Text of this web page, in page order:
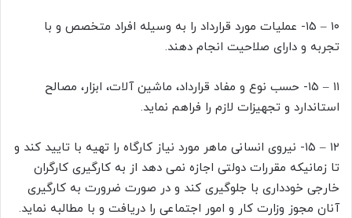
۱۰ – ۱۵- عملیات مورد قرارداد را به وسیله افراد متخصص و با
تجربه و دارای صلاحیت انجام دهند.
۱۱ – ۱۵- حسب نوع و مفاد قرارداد، ماشین آلات، ابزار، مصالح
استاندارد و تجهیزات لازم را فراهم نماید.
۱۲ – ۱۵- نیروی انسانی ماهر مورد نیاز کارگاه را تهیه با تایید کند و
تا زمانیکه مقررات دولتی اجازه نمی دهد از به کارگیری کارگران
خارجی خودداری با جلوگیری کند و در صورت ضرورت به کارگیری
آنان مجوز وزارت کار و امور اجتماعی را دریافت و با مطالبه نماید.